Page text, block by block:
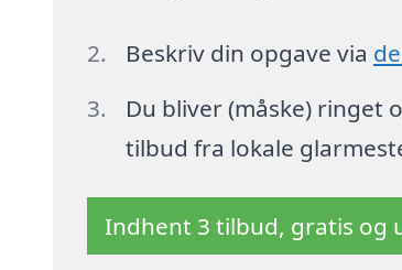
Beskriv din opgave via
Du bliver (måske)
tilbud fra lokale
Indhent 3 tilbud, gratis og